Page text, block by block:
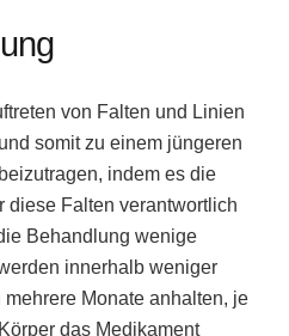
von Falten und Linien
somit zu einem jüngeren
indem es die
diese Falten verantwortlich
Behandlung wenige
innerhalb weniger
Monate anhalten, je
das Medikament